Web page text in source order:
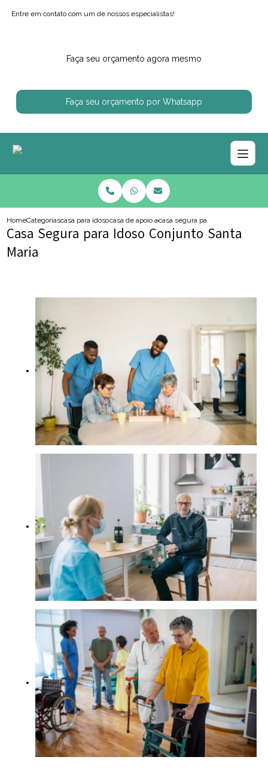
Entre em contato com um de nossos especialistas!
Faça seu orçamento agora mesmo
Faça seu orçamento por Whatsapp
HomeCategoriascasa para idososcasa de apoio ao idosocasa segura para idoso conjunto
Casa Segura para Idoso Conjunto Santa
Maria